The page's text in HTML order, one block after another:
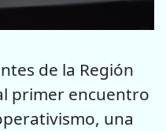
de la Región
primer encuentro
una